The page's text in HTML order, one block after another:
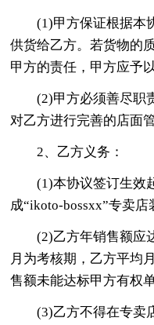
(1)甲方保证根据本
供货给乙方。若货物的
甲方的责任，甲方应予
(2)甲方必须善尽职
对乙方进行完善的店面
2、乙方义务：
(1)本协议签订生效
成“ikoto-bossxx”专卖店
(2)乙方年销售额应
月为考核期，乙方平均
售额未能达标甲方有权
(3)乙方不得在专卖